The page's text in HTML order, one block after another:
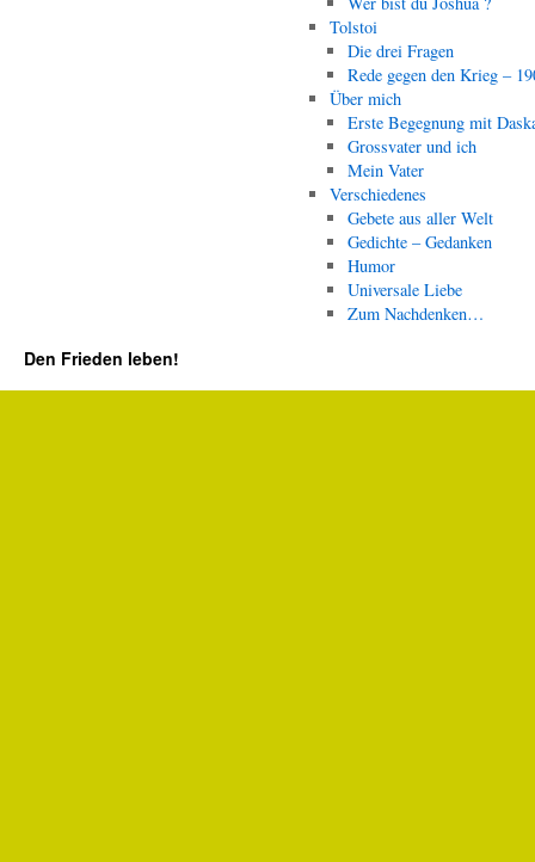
Tolstoi
Die drei Fragen
Rede gegen den Krieg –
Über mich
Erste Begegnung mit
Grossvater und ich
Mein Vater
Verschiedenes
Gebete aus aller Welt
Gedichte – Gedanken
Humor
Universale Liebe
Zum Nachdenken…
Den Frieden leben!